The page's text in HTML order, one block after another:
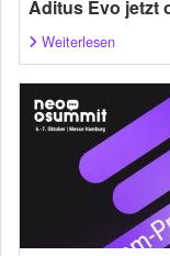
Aditus Evo jetzt
Weiterlesen